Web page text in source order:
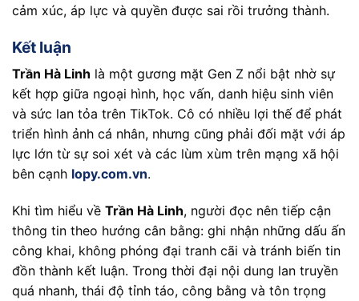
cảm xúc, áp lực và quyền được sai rồi trưởng thành.
Kết luận
Trần Hà Linh là một gương mặt Gen Z nổi bật nhờ sự
kết hợp giữa ngoại hình, học vấn, danh hiệu sinh viên
và sức lan tỏa trên TikTok. Cô có nhiều lợi thế để phát
triển hình ảnh cá nhân, nhưng cũng phải đối mặt với áp
lực lớn từ sự soi xét và các lùm xùm trên mạng xã hội
bên cạnh lopy.com.vn.
Khi tìm hiểu về Trần Hà Linh, người đọc nên tiếp cận
thông tin theo hướng cân bằng: ghi nhận những dấu ấn
công khai, không phóng đại tranh cãi và tránh biến tin
đồn thành kết luận. Trong thời đại nội dung lan truyền
quá nhanh, thái độ tỉnh táo, công bằng và tôn trọng